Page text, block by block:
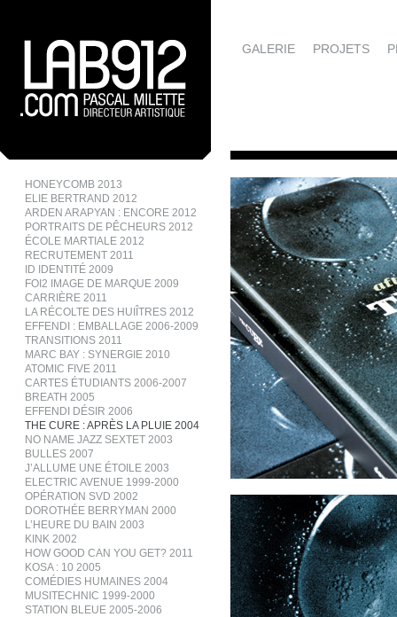
HONEYCOMB 2013
ELIE BERTRAND 2012
ARDEN ARAPYAN : ENCORE 2012
PORTRAITS DE PÊCHEURS 2012
ÉCOLE MARTIALE 2012
RECRUTEMENT 2011
ID IDENTITÉ 2009
FOI2 IMAGE DE MARQUE 2009
CARRIÈRE 2011
LA RÉCOLTE DES HUIÎTRES 2012
EFFENDI : EMBALLAGE 2006-2009
TRANSITIONS 2011
MARC BAY : SYNERGIE 2010
ATOMIC FIVE 2011
CARTES ÉTUDIANTS 2006-2007
BREATH 2005
EFFENDI DÉSIR 2006
THE CURE : APRÈS LA PLUIE 2004
NO NAME JAZZ SEXTET 2003
BULLES 2007
J’ALLUME UNE ÉTOILE 2003
ELECTRIC AVENUE 1999-2000
OPÉRATION SVD 2002
DOROTHÉE BERRYMAN 2000
L’HEURE DU BAIN 2003
KINK 2002
HOW GOOD CAN YOU GET? 2011
KOSA : 10 2005
COMÉDIES HUMAINES 2004
MUSITECHNIC 1999-2000
STATION BLEUE 2005-2006
GALERIE PROJETS